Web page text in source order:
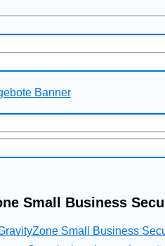
Small Business
Small Business